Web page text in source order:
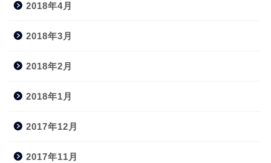
2018年4月
2018年3月
2018年2月
2018年1月
2017年12月
2017年11月